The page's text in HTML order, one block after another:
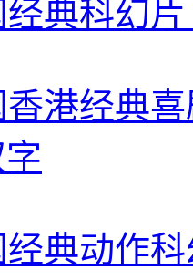
经典科幻
香港经典
经典动作